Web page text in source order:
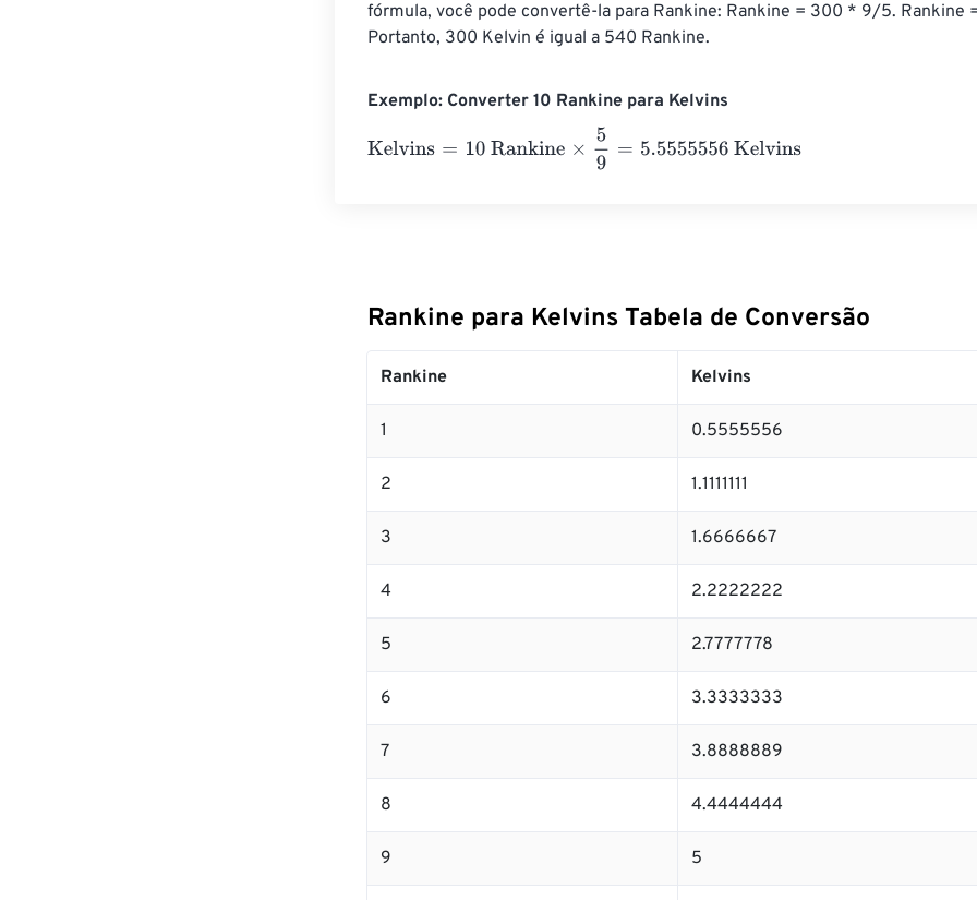
fórmula, você pode convertê-la para Rankine: Rankine = 300 * 9/5. Rankine
Portanto, 300 Kelvin é igual a 540 Rankine.
Exemplo: Converter 10 Rankine para Kelvins
Kelvins
10 Rankine × 5 5.5555556 Kelvins
Rankine para Kelvins Tabela de Conversão
Rankine Kelvins
1 0.5555556
2 1.1111111
3 1.6666667
4 2.2222222
5 2.7777778
6 3.3333333
7 3.8888889
8 4.4444444
9 5